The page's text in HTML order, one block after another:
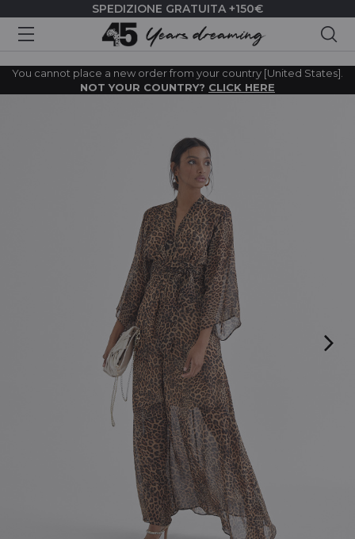
SPEDIZIONE GRATUITA +150€
You cannot place a new order from your country [United States].
NOT YOUR COUNTRY? CLICK HERE